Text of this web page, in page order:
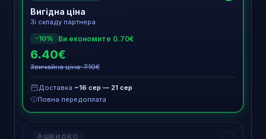
Вигідна ціна
Зі складу партнера
-10%
Ви економите 0.70€
6.40€
Звичайна ціна: 7.10€
Доставка ~16 сер — 21 сер
Повна передоплата
ШВИДКО